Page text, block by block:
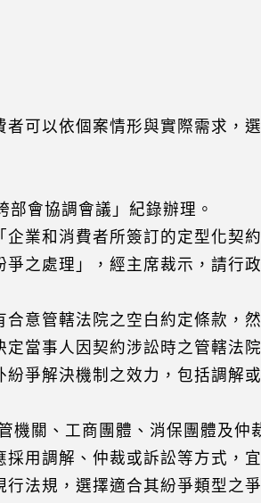
可以依個案情形與實際需求，
部會協調會議」紀錄辦理。
業和消費者所簽訂的定型化契
之處理」，經主席裁示，請行
意管轄法院之空白約定條款，
當事人因契約涉訟時之管轄法
爭解決機制之效力，包括調解
機關、工商團體、消保團體及仲
用調解、仲裁或訴訟等方式，
法規，選擇適合其紛爭類型之